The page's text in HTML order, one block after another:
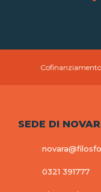
SEDE DI
0321 391777